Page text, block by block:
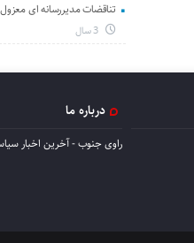
تناقضات مدیررسانه ای
درباره ما
راوی جنوب - آخرین اخبار